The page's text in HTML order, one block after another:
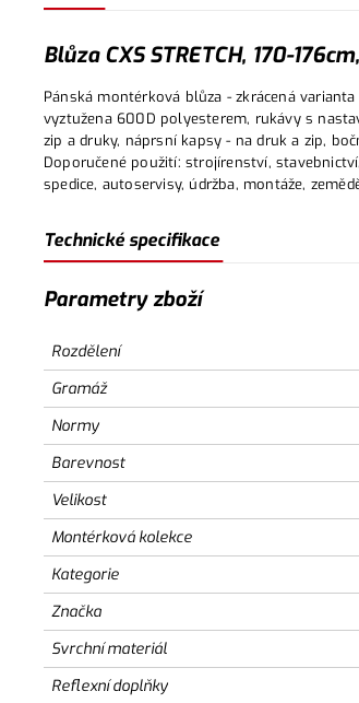
Blůza CXS STRETCH, 170-
Pánská montérková blůza - zkrácená
vyztužena 600D polyesterem, rukávy s
zip a druky, náprsní kapsy - na druk a zip,
Doporučené použití: strojírenství,
spedice, autoservisy, údržba, montáže,
Technické specifikace
Parametry zboží
Rozdělení
Gramáž
Normy
Barevnost
Velikost
Montérková kolekce
Kategorie
Značka
Svrchní materiál
Reflexní doplňky